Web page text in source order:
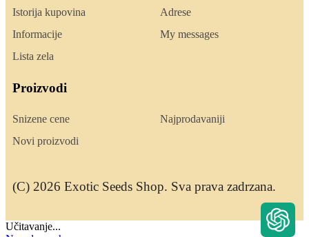
Istorija kupovina
Informacije
Lista zela
Adrese
My messages
Proizvodi
Snizene cene
Novi proizvodi
Najprodavaniji
(C) 2026 Exotic Seeds Shop. Sva prava zadrzana.
Učitavanje...